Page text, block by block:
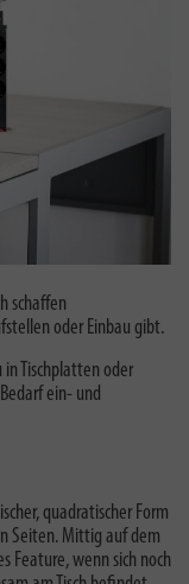
schaffen
oder Einbau gibt.
in Tischplatten oder
ein- und
quadratischer Form
Seiten. Mittig auf dem
Feature, wenn sich noch